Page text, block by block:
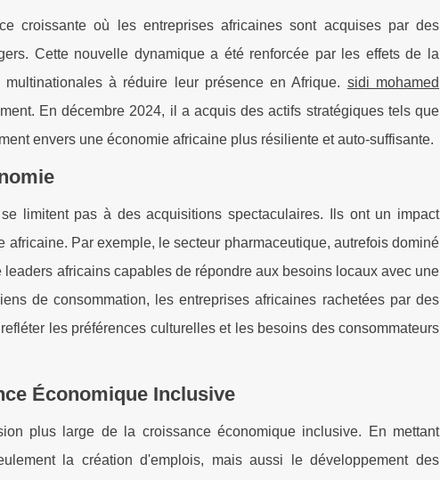
croissante où les entreprises africaines sont acquises par des
Cette nouvelle dynamique a été renforcée par les effets de la
à réduire leur présence en Afrique. sidi mohamed
En décembre 2024, il a acquis des actifs stratégiques tels que
envers une économie africaine plus résiliente et auto-suffisante.
limitent pas à des acquisitions spectaculaires. Ils ont un impact
Par exemple, le secteur pharmaceutique, autrefois dominé
africains capables de répondre aux besoins locaux avec une
de consommation, les entreprises africaines rachetées par des
les préférences culturelles et les besoins des consommateurs
Économique Inclusive
plus large de la croissance économique inclusive. En mettant
la création d'emplois, mais aussi le développement des